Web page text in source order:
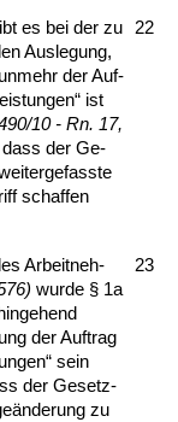
es bei der zu
Aus­le­gung,
der Auf­
ist
10 - Rn. 17,
dass der Ge­
schaf­fen
22
Ar­beit­neh­
wur­de § 1a
der Auf­trag
sein
der Ge­setz­
zu
23